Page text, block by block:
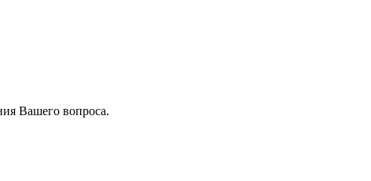
Вашего вопроса.